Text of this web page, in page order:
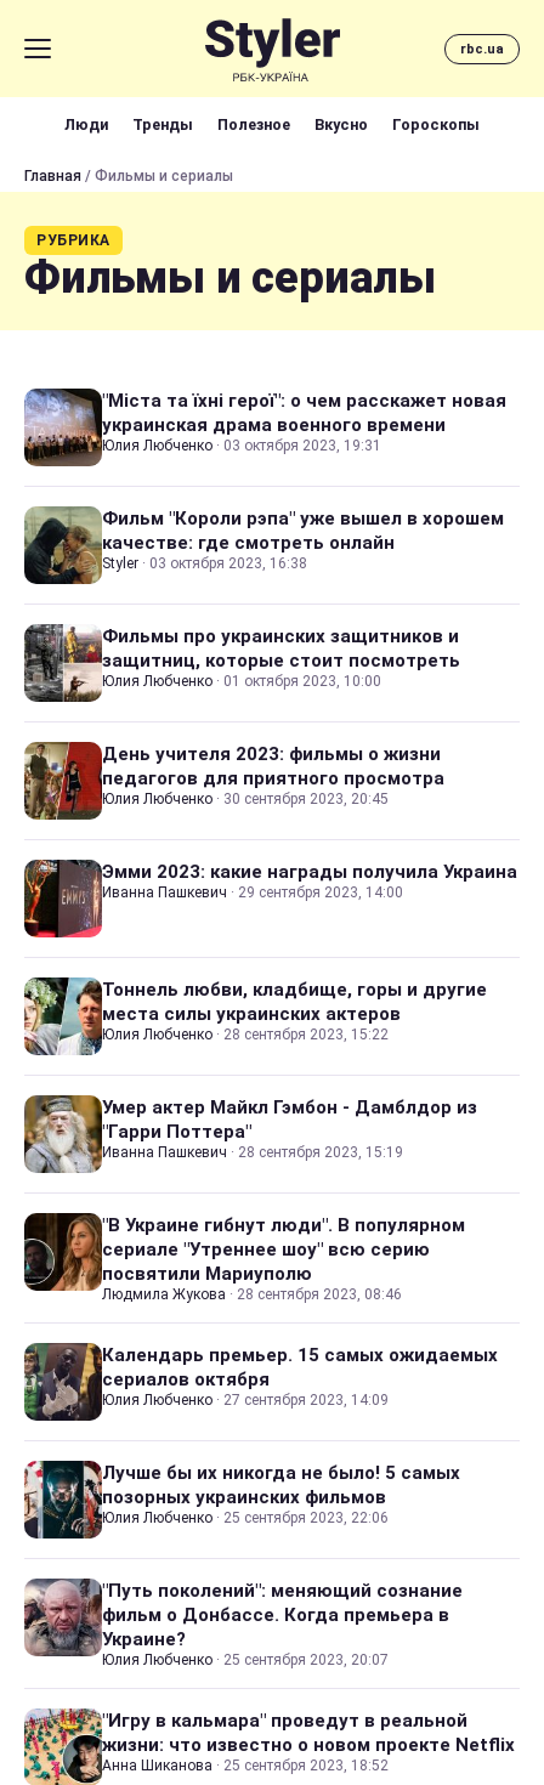
rbc.ua
Люди Тренды Полезное Вкусно Гороскопы
Главная / Фильмы и сериалы
РУБРИКА
Фильмы и сериалы
"Міста та їхні герої": о чем расскажет новая
украинская драма военного времени
Юлия Любченко · 03 октября 2023, 19:31
Фильм "Короли рэпа" уже вышел в хорошем
качестве: где смотреть онлайн
Styler · 03 октября 2023, 16:38
Фильмы про украинских защитников и
защитниц, которые стоит посмотреть
Юлия Любченко · 01 октября 2023, 10:00
День учителя 2023: фильмы о жизни
педагогов для приятного просмотра
Юлия Любченко · 30 сентября 2023, 20:45
Эмми 2023: какие награды получила Украина
Иванна Пашкевич · 29 сентября 2023, 14:00
Тоннель любви, кладбище, горы и другие
места силы украинских актеров
Юлия Любченко · 28 сентября 2023, 15:22
Умер актер Майкл Гэмбон - Дамблдор из
"Гарри Поттера"
Иванна Пашкевич · 28 сентября 2023, 15:19
"В Украине гибнут люди". В популярном
сериале "Утреннее шоу" всю серию
посвятили Мариуполю
Людмила Жукова · 28 сентября 2023, 08:46
Календарь премьер. 15 самых ожидаемых
сериалов октября
Юлия Любченко · 27 сентября 2023, 14:09
Лучше бы их никогда не было! 5 самых
позорных украинских фильмов
Юлия Любченко · 25 сентября 2023, 22:06
"Путь поколений": меняющий сознание
фильм о Донбассе. Когда премьера в
Украине?
Юлия Любченко · 25 сентября 2023, 20:07
"Игру в кальмара" проведут в реальной
жизни: что известно о новом проекте Netflix
Анна Шиканова · 25 сентября 2023, 18:52